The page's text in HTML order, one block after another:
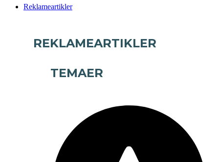
Reklameartikler
REKLAMEARTIKLER
TEMAER